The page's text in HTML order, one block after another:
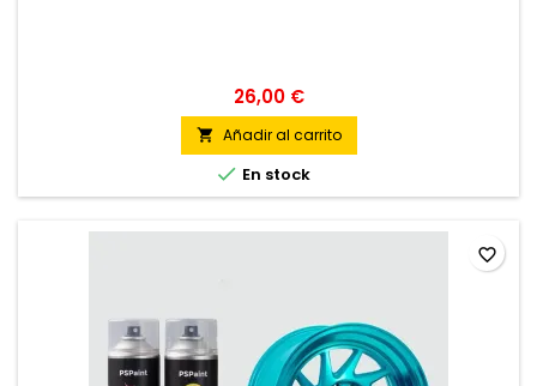
26,00 €
 Añadir al carrito
 En stock
favorite_border